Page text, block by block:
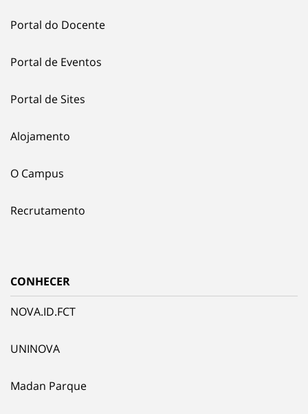
Portal do Docente
Portal de Eventos
Portal de Sites
Alojamento
O Campus
Recrutamento
CONHECER
NOVA.ID.FCT
UNINOVA
Madan Parque